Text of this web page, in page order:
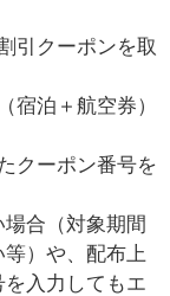
引クーポンを取
泊＋航空券）
クーポン番号を
合（対象期間
）や、配布上
入力してもエ